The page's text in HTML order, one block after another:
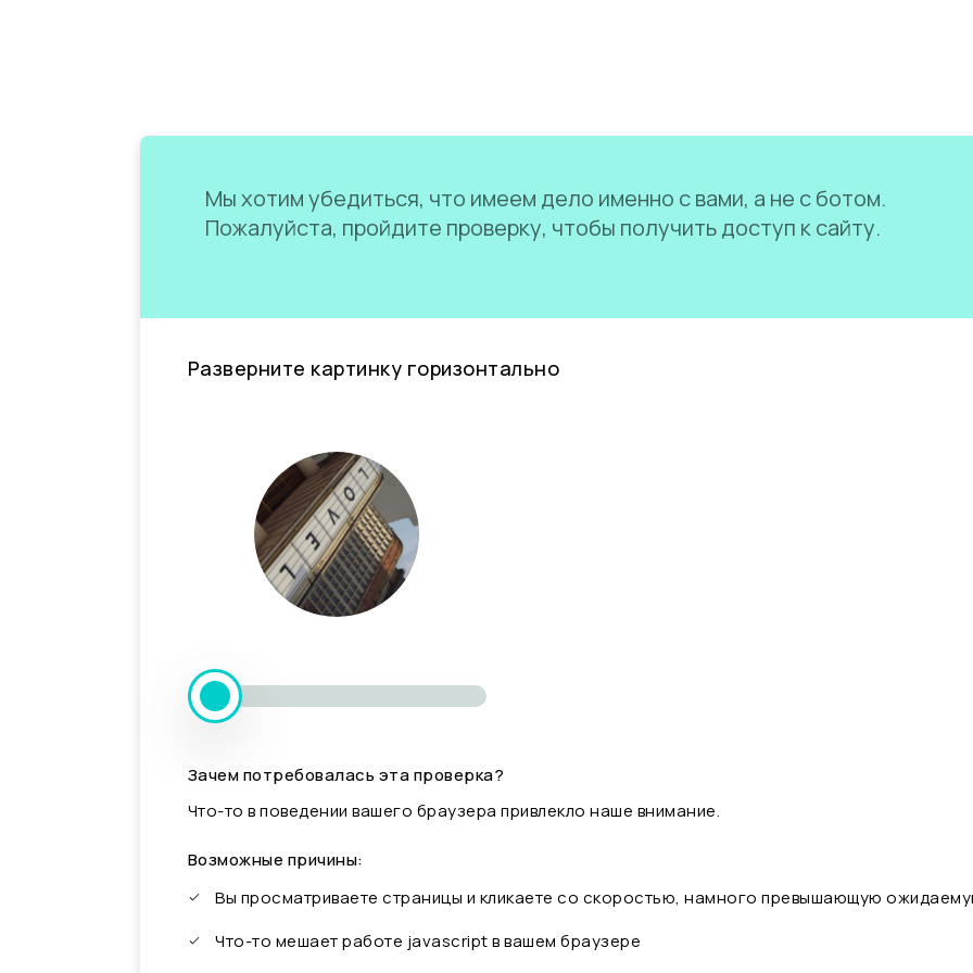
Мы хотим убедиться, что имеем дело именно с вами, а не с ботом.
Пожалуйста, пройдите проверку, чтобы получить доступ к сайту.
Разверните картинку горизонтально
Зачем потребовалась эта проверка?
Что-то в поведении вашего браузера привлекло наше внимание.
Возможные причины:
Вы просматриваете страницы и кликаете со скоростью, намного превышающую
Что-то мешает работе javascript в вашем браузере